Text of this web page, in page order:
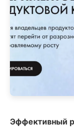
Эффективный